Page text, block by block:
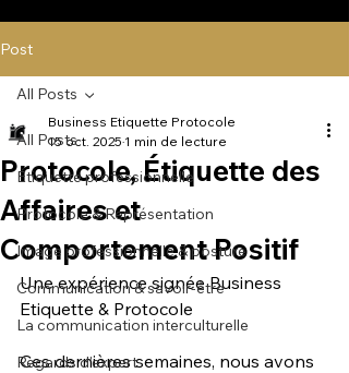
Post
All Posts
Étiquette professionnelle
Protocole & Représentation
Image professionnelle & posture
Communication & savoir-être
La communication interculturelle
Regards d'expert
All Posts
Protocole, Étiquette des
Affaires et
Comportement Positif
Business Etiquette Protocole
15 oct. 2025 1 min de lecture
Une expérience signée Business
Etiquette & Protocole
Ces dernières semaines, nous avons